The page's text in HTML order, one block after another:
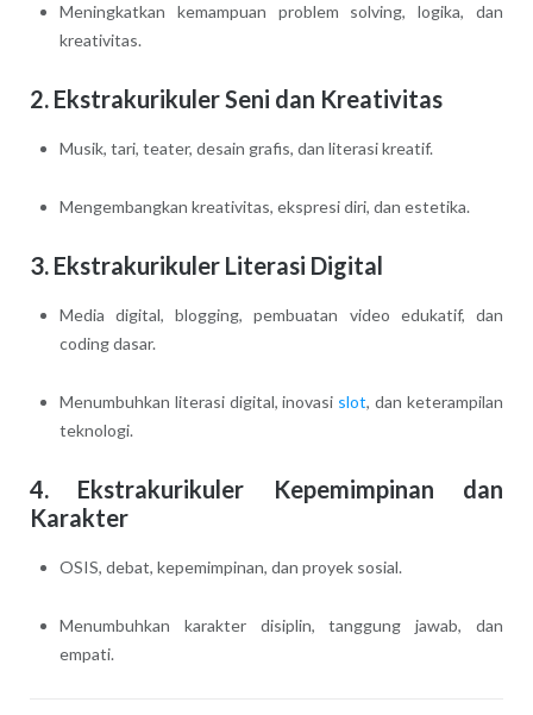
Meningkatkan kemampuan problem solving, logika, dan
kreativitas.
2. Ekstrakurikuler Seni dan Kreativitas
Musik, tari, teater, desain grafis, dan literasi kreatif.
Mengembangkan kreativitas, ekspresi diri, dan estetika.
3. Ekstrakurikuler Literasi Digital
Media digital, blogging, pembuatan video edukatif, dan
coding dasar.
Menumbuhkan literasi digital, inovasi slot, dan keterampilan
teknologi.
4. Ekstrakurikuler Kepemimpinan dan
Karakter
OSIS, debat, kepemimpinan, dan proyek sosial.
Menumbuhkan karakter disiplin, tanggung jawab, dan
empati.